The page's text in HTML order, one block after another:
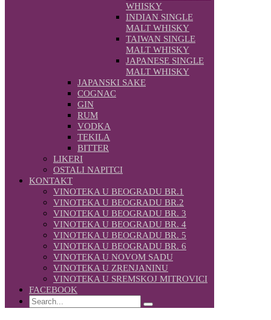
WHISKY
INDIAN SINGLE
MALT WHISKY
TAIWAN SINGLE
MALT WHISKY
JAPANESE SINGLE
MALT WHISKY
JAPANSKI SAKE
COGNAC
GIN
RUM
VODKA
TEKILA
BITTER
LIKERI
OSTALI NAPITCI
KONTAKT
VINOTEKA U BEOGRADU BR.1
VINOTEKA U BEOGRADU BR.2
VINOTEKA U BEOGRADU BR. 3
VINOTEKA U BEOGRADU BR. 4
VINOTEKA U BEOGRADU BR. 5
VINOTEKA U BEOGRADU BR. 6
VINOTEKA U NOVOM SADU
VINOTEKA U ZRENJANINU
VINOTEKA U SREMSKOJ MITROVICI
FACEBOOK